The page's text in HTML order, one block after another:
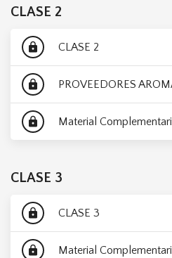
CLASE 2
lock CLASE 2
lock PROVEEDORES
lock Material
CLASE 3
lock CLASE 3
lock Material